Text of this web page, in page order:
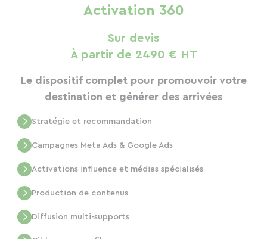
Activation 360
Sur devis
À partir de 2490 € HT
Le dispositif complet pour promouvoir votre
destination et générer des arrivées
Stratégie et recommandation
Campagnes Meta Ads & Google Ads
Activations influence et médias spécialisés
Production de contenus
Diffusion multi-supports